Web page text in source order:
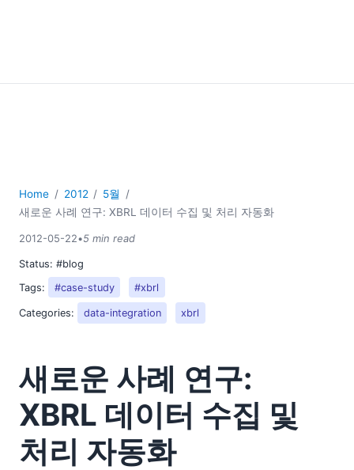
Home 2012
5월
새로운 사례 연구: XBRL 데이터 수집 및 처리 자동화
2012-05-22•5 min read
Status: #blog
Tags:
#case-study #xbrl
Categories: data-integration xbrl
새로운 사례 연구:
XBRL 데이터 수집 및
처리 자동화